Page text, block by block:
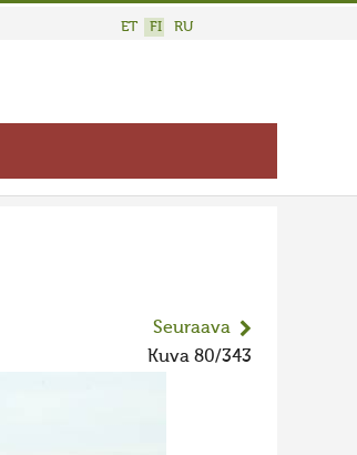
ET FI RU
Seuraava
Kuva 80/343